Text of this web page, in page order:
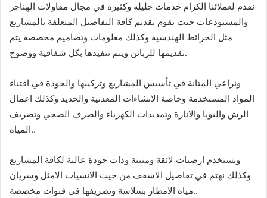
نقدم لعملائنا الكرام خدمات جليلة وكثيرة في مجال مقاولات الهناجر
والمستودعات حيث نقوم بقديم كافة التفاصيل المتعلقة بالمشاريع
مثل الخرائط الهندسية وكذلك معلومات وتصاميم مخصصة يتم
تقديمها للزبائن ويتم تنفيذها بكل شفافية ووضوح.
ونراعي المتانة في تأسيس المشاريع وتركيبها والجودة في اقتناء
المواد المستخدمة وخاصة الانشاءات المعدنية والحديد وكذلك اعمال
الرش والبويا والانارة وتمديدات الكهرباء والصرف الصحي وتصريف
المياه..
ونستخدم ارضيات لائقة ومتينة وذات جودة عالية لكافة المشاريع
وكذلك نهتم في تفاصيل الاسقف من حيث الانسياب الامثل وسريان
مياه الامطار بسلاسة وتصريفها في قنوات مخصصة..